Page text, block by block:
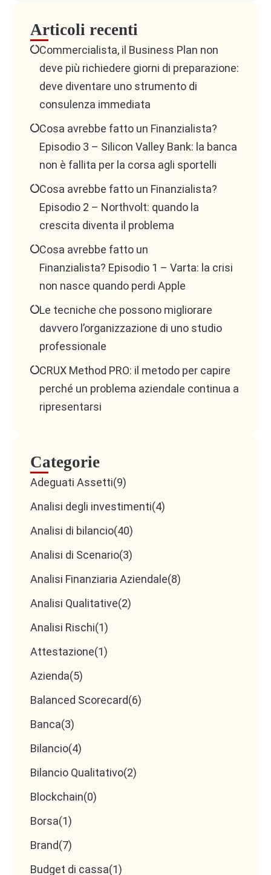
Articoli recenti
Commercialista, il Business Plan non
deve più richiedere giorni di preparazione:
deve diventare uno strumento di
consulenza immediata
Cosa avrebbe fatto un Finanzialista?
Episodio 3 – Silicon Valley Bank: la banca
non è fallita per la corsa agli sportelli
Cosa avrebbe fatto un Finanzialista?
Episodio 2 – Northvolt: quando la
crescita diventa il problema
Cosa avrebbe fatto un
Finanzialista? Episodio 1 – Varta: la crisi
non nasce quando perdi Apple
Le tecniche che possono migliorare
davvero l’organizzazione di uno studio
professionale
CRUX Method PRO: il metodo per capire
perché un problema aziendale continua a
ripresentarsi
Categorie
Adeguati Assetti(9)
Analisi degli investimenti(4)
Analisi di bilancio(40)
Analisi di Scenario(3)
Analisi Finanziaria Aziendale(8)
Analisi Qualitative(2)
Analisi Rischi(1)
Attestazione(1)
Azienda(5)
Balanced Scorecard(6)
Banca(3)
Bilancio(4)
Bilancio Qualitativo(2)
Blockchain(0)
Borsa(1)
Brand(7)
Budget di cassa(1)